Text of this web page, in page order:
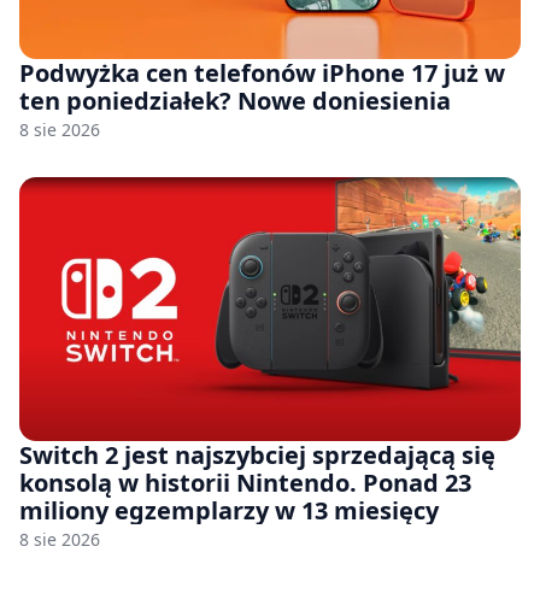
Podwyżka cen telefonów iPhone 17 już w
ten poniedziałek? Nowe doniesienia
8 sie 2026
Switch 2 jest najszybciej sprzedającą się
konsolą w historii Nintendo. Ponad 23
miliony egzemplarzy w 13 miesięcy
8 sie 2026